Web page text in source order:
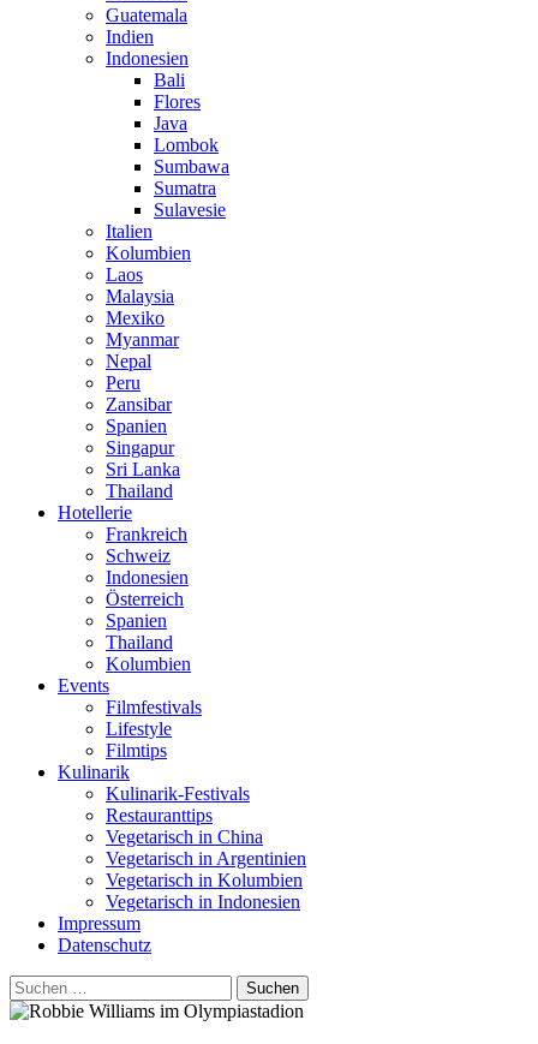
Guatemala
Indien
Indonesien
Bali
Flores
Java
Lombok
Sumbawa
Sumatra
Sulavesie
Italien
Kolumbien
Laos
Malaysia
Mexiko
Myanmar
Nepal
Peru
Zansibar
Spanien
Singapur
Sri Lanka
Thailand
Hotellerie
Frankreich
Schweiz
Indonesien
Österreich
Spanien
Thailand
Kolumbien
Events
Filmfestivals
Lifestyle
Filmtips
Kulinarik
Kulinarik-Festivals
Restauranttips
Vegetarisch in China
Vegetarisch in Argentinien
Vegetarisch in Kolumbien
Vegetarisch in Indonesien
Impressum
Datenschutz
Suchen
nach: